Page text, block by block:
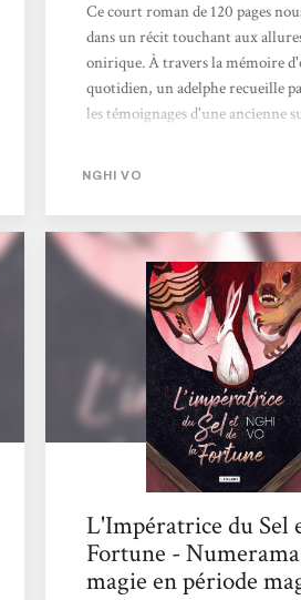
Ce court roman de 120 pages
dans un récit touchant aux
onirique. À travers la mémoire
quotidien, un adelphe recueille
les témoignages d'une ancienne
l'amitié entre ces dames sont
leur permettre de déjouer les
sont tendus. Plongé dans une
asiatique aux touches discrètes
de fantasy, chaque chapitre est
tant dans sa subtilité et sa douceur
NGHI VO
L'Impératrice du Sel
Fortune -
magie en période